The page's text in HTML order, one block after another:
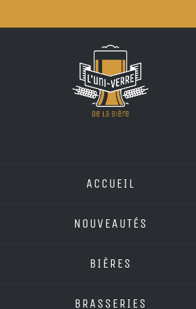
to
ACCUEIL
NOUVEAUTÉS
BIÈRES
BRASSERIES